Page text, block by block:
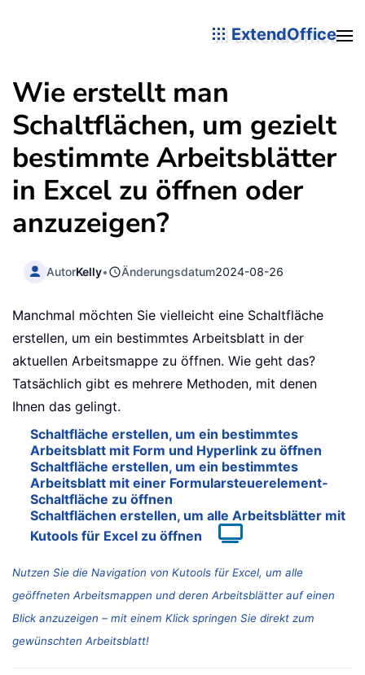
ExtendOffice
Wie erstellt man
Schaltflächen, um gezielt
bestimmte Arbeitsblätter
in Excel zu öffnen oder
anzuzeigen?
AutorKelly• Änderungsdatum2024-08-26
Manchmal möchten Sie vielleicht eine Schaltfläche
erstellen, um ein bestimmtes Arbeitsblatt in der
aktuellen Arbeitsmappe zu öffnen. Wie geht das?
Tatsächlich gibt es mehrere Methoden, mit denen
Ihnen das gelingt.
Schaltfläche erstellen, um ein bestimmtes
Arbeitsblatt mit Form und Hyperlink zu öffnen
Schaltfläche erstellen, um ein bestimmtes
Arbeitsblatt mit einer Formularsteuerelement-
Schaltfläche zu öffnen
Schaltflächen erstellen, um alle Arbeitsblätter mit
Kutools für Excel zu öffnen
Nutzen Sie die Navigation von Kutools für Excel, um alle
geöffneten Arbeitsmappen und deren Arbeitsblätter auf einen
Blick anzuzeigen – mit einem Klick springen Sie direkt zum
gewünschten Arbeitsblatt!